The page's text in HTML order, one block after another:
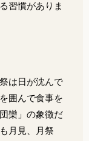
習慣がありま
は日が沈んで
囲んで食事を
欒」の象徴だ
月見、月祭